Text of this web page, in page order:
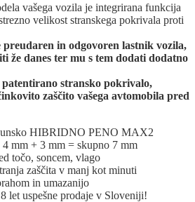
vašega vozila je integrirana funkcija
velikost stranskega pokrivala proti
preudaren in odgovoren lastnik vozila,
že danes ter mu s tem dodati dodatno
stransko pokrivalo,
zaščito vašega avtomobila pred
HIBRIDNO PENO MAX2
mm + 3 mm = skupno 7 mm
točo, soncem, vlago
zaščita v manj kot minuti
in umazanijo
let uspešne prodaje v Sloveniji!